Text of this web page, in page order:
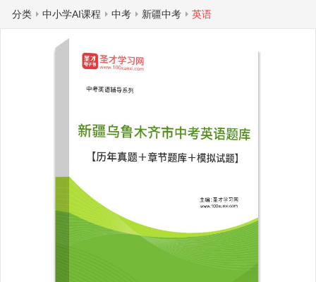
分类 中小学AI课程 中考 新疆中考 英语